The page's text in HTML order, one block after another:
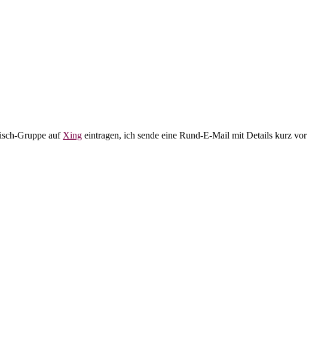
Gruppe auf Xing eintragen, ich sende eine Rund-E-Mail mit Details kurz vor